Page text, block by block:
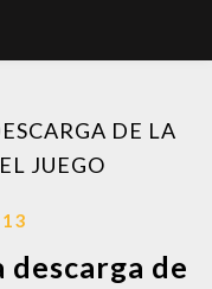
DE LA
JUEGO
de